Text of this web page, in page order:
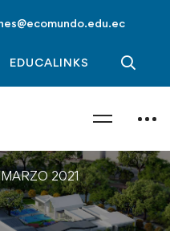
EDUCALINKS
MARZO 2021